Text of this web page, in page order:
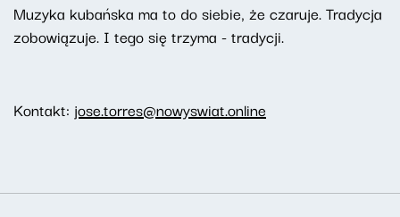
Muzyka kubańska ma to do siebie, że czaruje. Tradycja
zobowiązuje. I tego się trzyma - tradycji.
Kontakt: jose.torres@nowyswiat.online